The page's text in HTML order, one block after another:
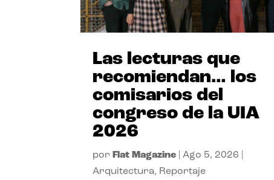
Las lecturas que
recomiendan… los
comisarios del
congreso de la UIA
2026
por Flat Magazine |Ago 5, 2026
Arquitectura, Reportaje